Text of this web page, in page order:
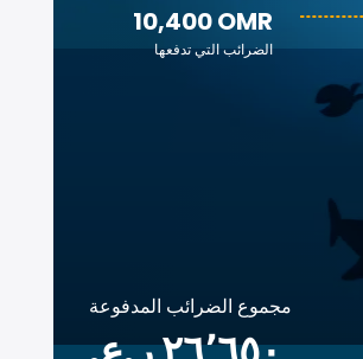
10,400 OMR
الضرائب التي تدفعها
مجموع الضرائب المدفوعة